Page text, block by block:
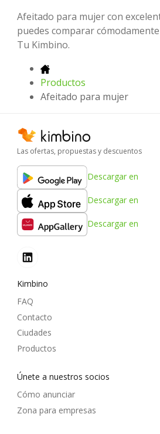
Afeitado para mujer con
puedes comparar
Tu Kimbino.
Productos
Afeitado para mujer
Las ofertas, propuestas y descuentos
Descargar en
Descargar en
Descargar en
Kimbino
FAQ
Contacto
Ciudades
Productos
Únete a nuestros socios
Cómo anunciar
Zona para empresas